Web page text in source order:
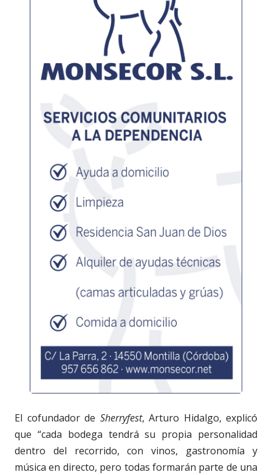
El cofundador de Sherryfest, Arturo Hidalgo, explicó
que “cada bodega tendrá su propia personalidad
dentro del recorrido, con vinos, gastronomía y
música en directo, pero todas formarán parte de una